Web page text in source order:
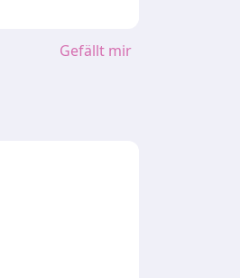
Gefällt mir